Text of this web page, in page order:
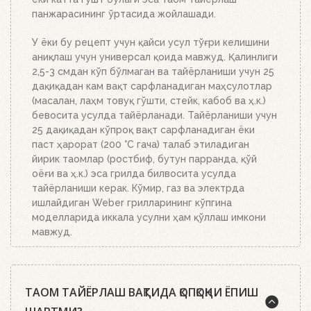
панжарасининг ўртасида жойлашади.
У ёки бу рецепт учун қайси усул тўғри келишини
аниқлаш учун универсал қоида мавжуд. Қалинлиги
2,5-3 смдан кўп бўлмаган ва тайёрланиши учун 25
дақиқадан кам вақт сарфланадиган маҳсулотлар
(масалан, лаҳм товуқ гўшти, стейк, кабоб ва ҳ.к.)
бевосита усулда тайёрланади. Тайёрланиши учун
25 дақиқадан кўпроқ вақт сарфланадиган ёки
паст ҳарорат (200 °C гача) талаб этиладиган
йирик таомлар (ростбиф, бутун парранда, қўй
оёғи ва ҳ.к.) эса грилда билвосита усулда
тайёрланиши керак. Кўмир, газ ва электрда
ишлайдиган Weber грилларининг кўпгина
моделларида иккала усулни ҳам қўллаш имкони
мавжуд.
ТАОМ ТАЙЁРЛАШ ВАҚТИДА ҚОПҚОҚНИ ЁПИШ